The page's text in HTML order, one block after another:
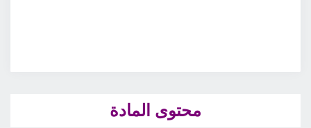
محتوى المادة